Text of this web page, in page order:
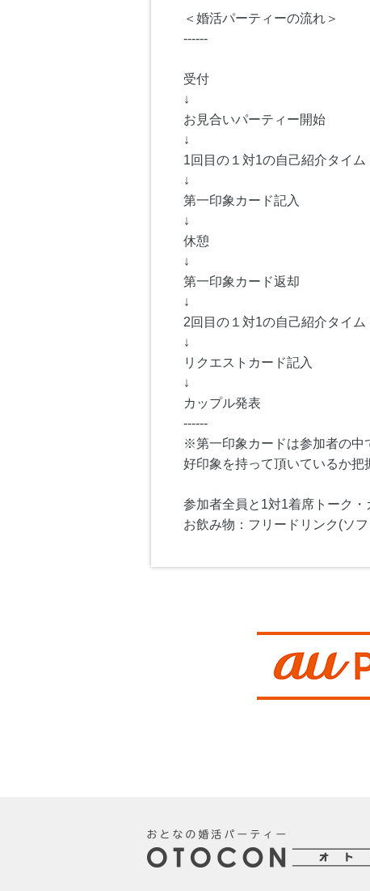
＜婚活パーティーの流れ＞
------
受付
↓
お見合いパーティー開始
↓
1回目の１対1の自己紹介タイム
↓
第一印象カード記入
↓
休憩
↓
第一印象カード返却
↓
2回目の１対1の自己紹介タイム
↓
リクエストカード記入
↓
カップル発表
------
※第一印象カードは参加者の中
好印象を持って頂いているか把
参加者全員と1対1着席トーク・
お飲み物：フリードリンク(ソ